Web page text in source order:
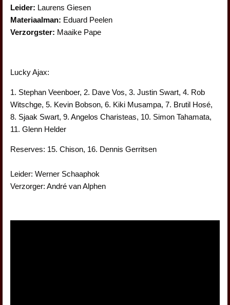
Leider: Laurens Giesen
Materiaalman: Eduard Peelen
Verzorgster: Maaike Pape
Lucky Ajax:
1. Stephan Veenboer, 2. Dave Vos, 3. Justin Swart, 4. Rob
Witschge, 5. Kevin Bobson, 6. Kiki Musampa, 7. Brutil Hosé,
8. Sjaak Swart, 9. Angelos Charisteas, 10. Simon Tahamata,
11. Glenn Helder
Reserves: 15. Chison, 16. Dennis Gerritsen
Leider: Werner Schaaphok
Verzorger: André van Alphen